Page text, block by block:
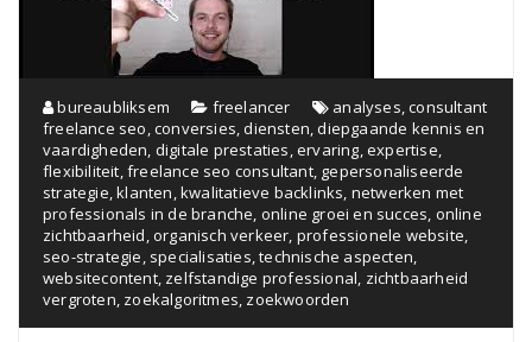
bureaubliksem freelancer analyses,consultant
freelance seo,conversies,diensten,diepgaande kennis en
vaardigheden, digitale prestaties,ervaring,expertise,
flexibiliteit,freelance seo consultant, gepersonaliseerde
strategie,klanten,kwalitatieve backlinks, netwerken met
professionals in de branche, online groei en succes, online
zichtbaarheid,organisch verkeer, professionele website,
seo-strategie, specialisaties,technische aspecten,
websitecontent, zelfstandige professional, zichtbaarheid
vergroten, zoekalgoritmes, zoekwoorden